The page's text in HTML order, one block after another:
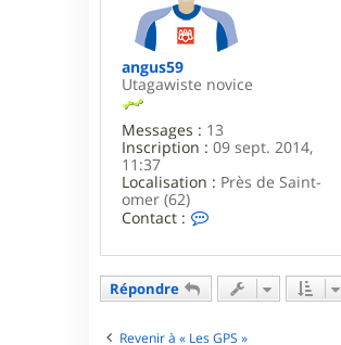
d
o
u
l
e
r
c
angus59
Utagawiste novice
Messages : 13
Inscription : 09 sept. 2014,
11:37
Localisation : Près de Saint-
omer (62)
Contact :
n
c
e
Répondre
Revenir à « Les GPS »